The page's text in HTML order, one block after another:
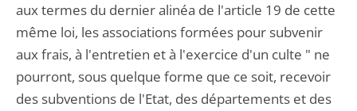
aux termes du dernier alinéa de l'article 19 de cette
même loi, les associations formées pour subvenir
aux frais, à l'entretien et à l'exercice d'un culte " ne
pourront, sous quelque forme que ce soit, recevoir
des subventions de l'Etat, des départements et des